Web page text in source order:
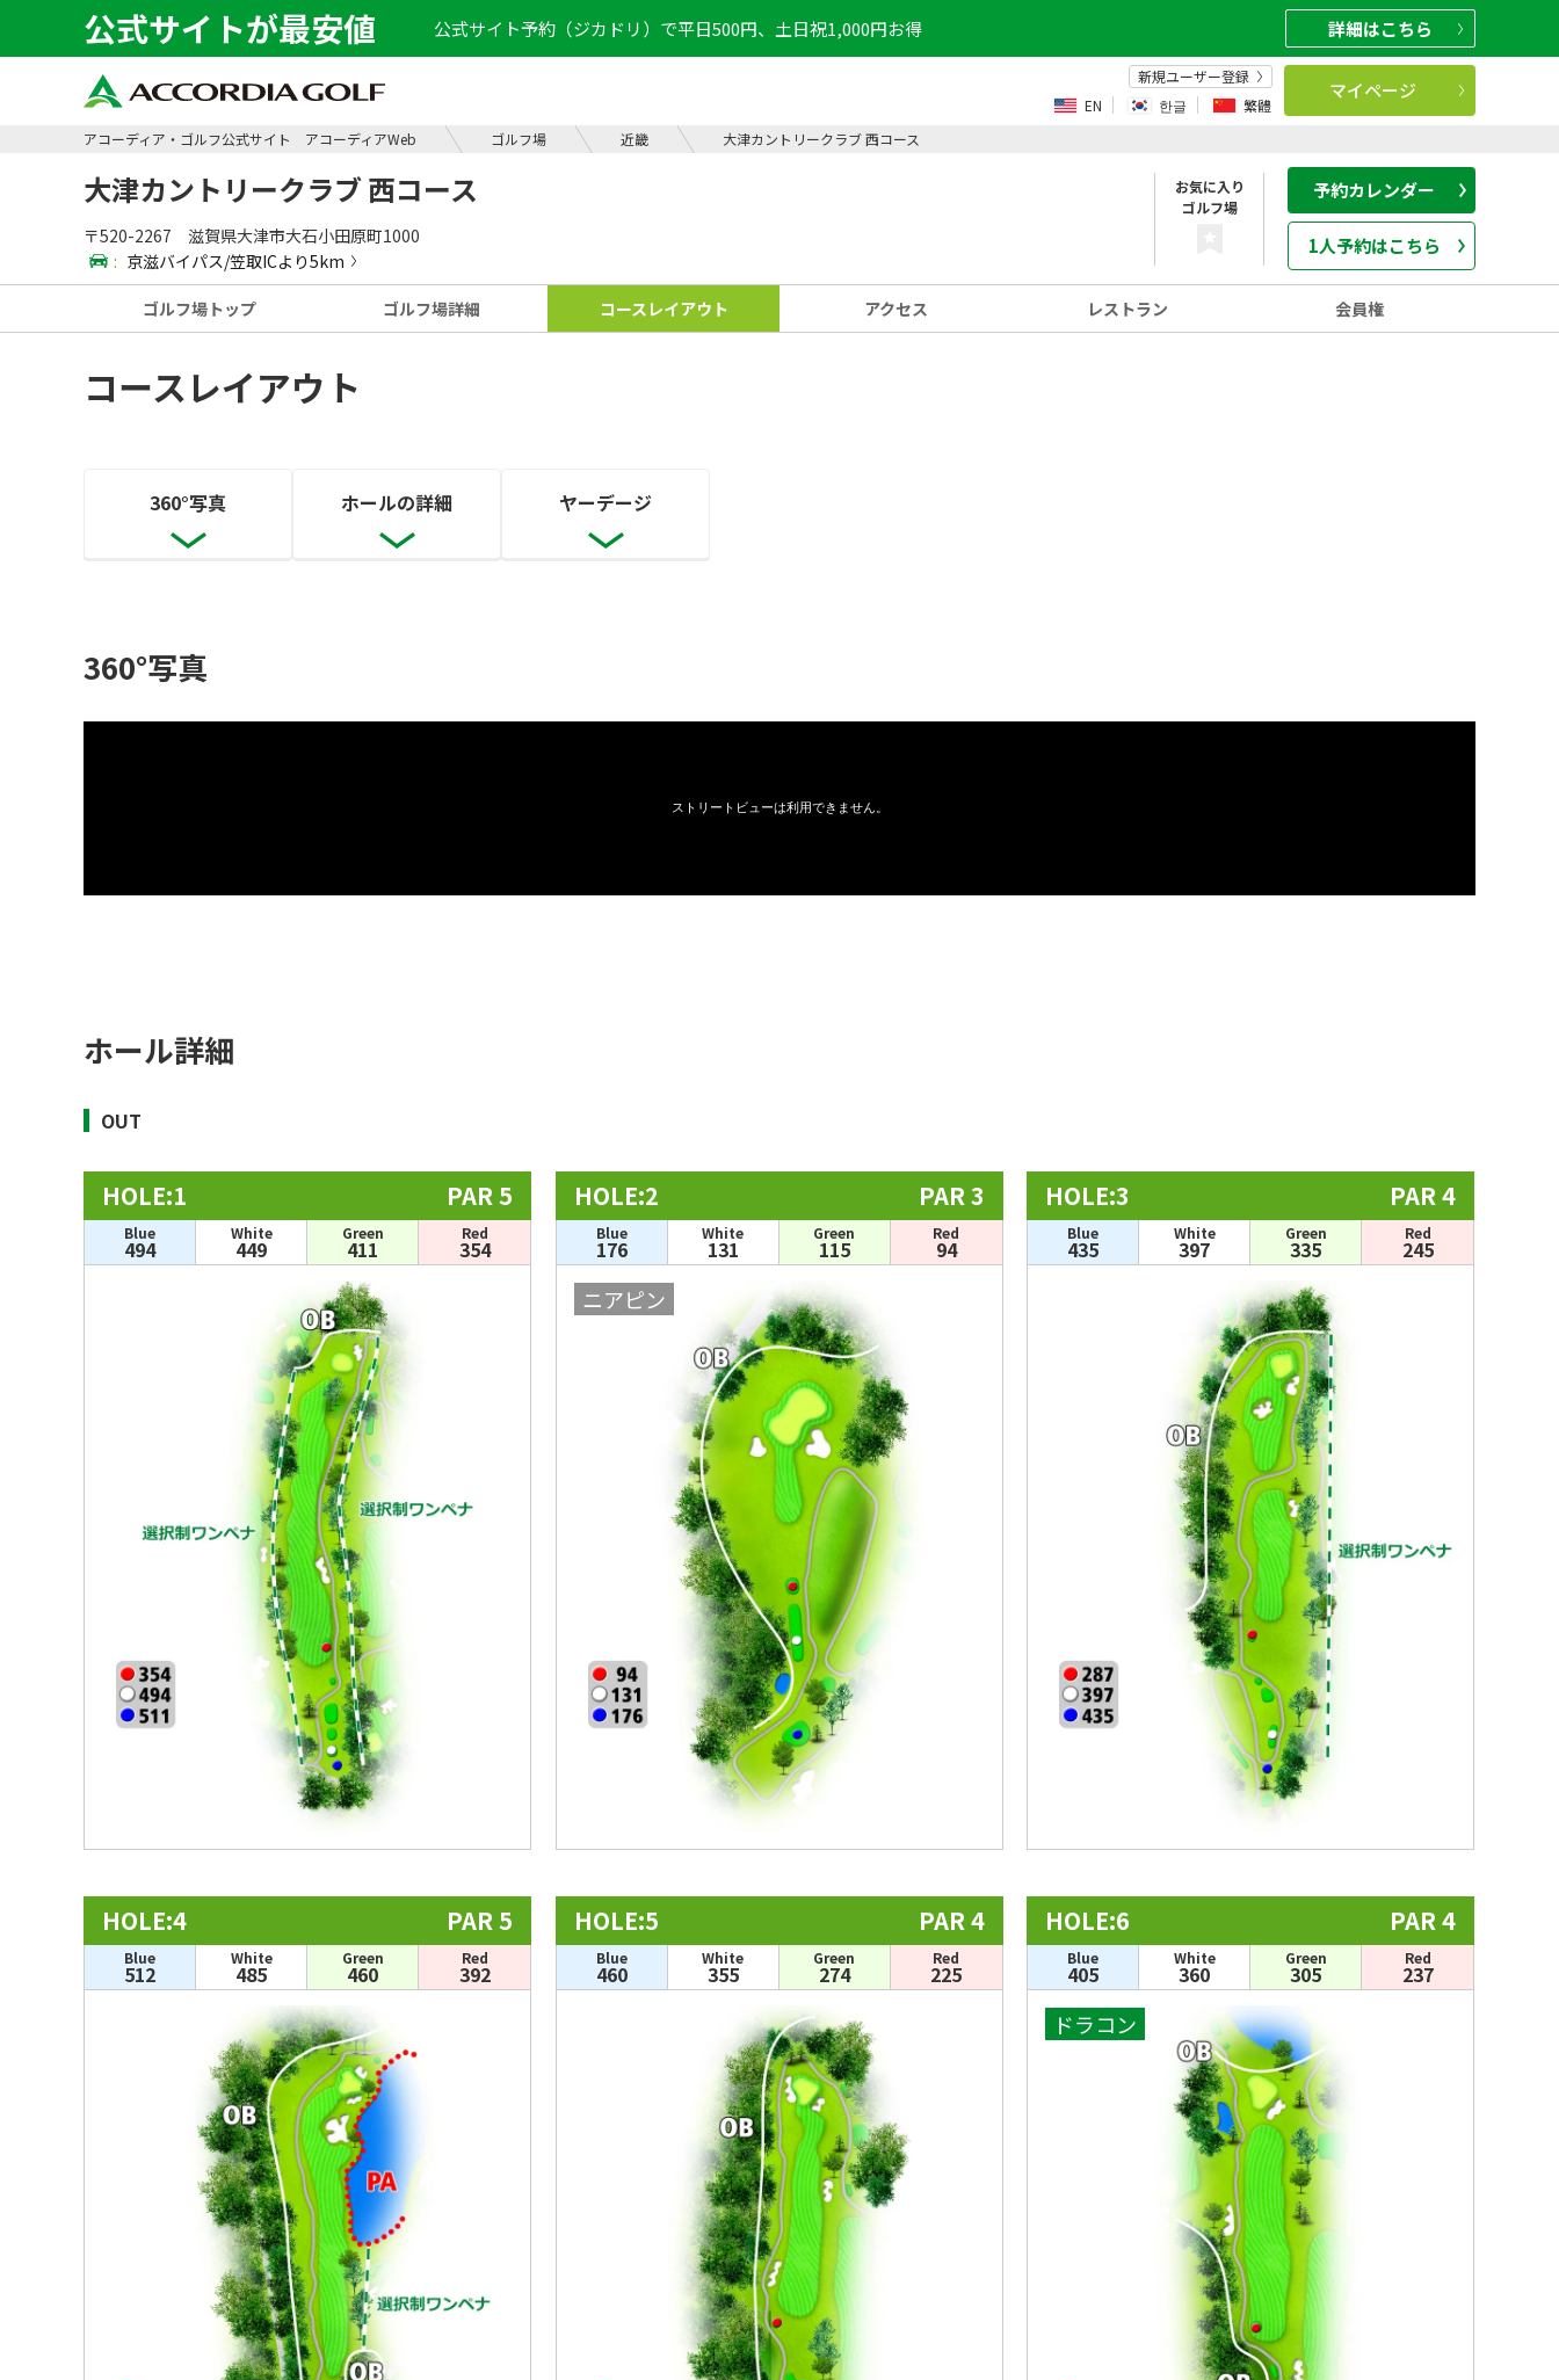
公式サイトが最安値 公式サイト予約（ジカドリ）で平日500円、土日祝1,000円お得 詳細はこちら
新規ユーザー登録
EN
한글 繁體
マイページ
アコーディア・ゴルフ公式サイト アコーディアWeb ゴルフ場 近畿 大津カントリークラブ 西コース
大津カントリークラブ 西コース
〒520-2267 滋賀県大津市大石小田原町1000
: 京滋バイパス/笠取ICより5km
お気に入り
ゴルフ場
予約カレンダー
1人予約はこちら
ゴルフ場 トップ ゴルフ場詳細 コース レイアウト アクセス レストラン 会員権
コースレイアウト
360°写真 ホールの詳細 ヤーデージ
360°写真
ホール詳細
OUT
HOLE:1 PAR 5
Blue
494
White
449
Green
411
Red
354
HOLE:2 PAR 3
Blue
176
White
131
Green
115
Red
94
ニアピン
HOLE:3 PAR 4
Blue
435
White
397
Green
335
Red
245
HOLE:4 PAR 5
Blue
512
White
485
Green
460
Red
392
HOLE:5 PAR 4
Blue
460
White
355
Green
274
Red
225
HOLE:6 PAR 4
Blue
405
White
360
Green
305
Red
237
ドラコン